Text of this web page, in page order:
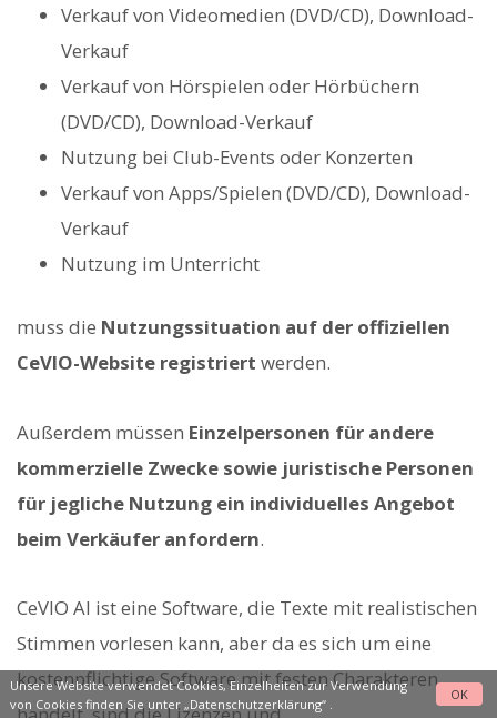
Verkauf von Videomedien (DVD/CD), Download-
Verkauf
Verkauf von Hörspielen oder Hörbüchern
(DVD/CD), Download-Verkauf
Nutzung bei Club-Events oder Konzerten
Verkauf von Apps/Spielen (DVD/CD), Download-
Verkauf
Nutzung im Unterricht
muss die Nutzungssituation auf der offiziellen
CeVIO-Website registriert werden.
Außerdem müssen Einzelpersonen für andere
kommerzielle Zwecke sowie juristische Personen
für jegliche Nutzung ein individuelles Angebot
beim Verkäufer anfordern.
CeVIO AI ist eine Software, die Texte mit realistischen
Stimmen vorlesen kann, aber da es sich um eine
kostenpflichtige Software mit festen Charakteren
Unsere Website verwendet Cookies, Einzelheiten zur Verwendung
von Cookies finden Sie unter „Datenschutzerklärung“.
OK